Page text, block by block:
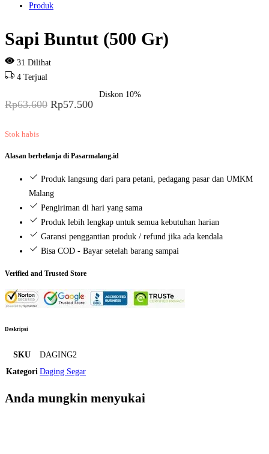
Produk
Sapi Buntut (500 Gr)
31 Dilihat
4 Terjual
Rp63.600 Rp57.500
Diskon 10%
Stok habis
Alasan berbelanja di Pasarmalang.id
Produk langsung dari para petani, pedagang pasar dan UMKM
Malang
Pengiriman di hari yang sama
Produk lebih lengkap untuk semua kebutuhan harian
Garansi penggantian produk / refund jika ada kendala
Bisa COD - Bayar setelah barang sampai
Verified and Trusted Store
Deskripsi
SKU
DAGING2
Kategori Daging Segar
Anda mungkin menyukai